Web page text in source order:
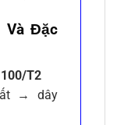
Và Đặc
T2
→ dây